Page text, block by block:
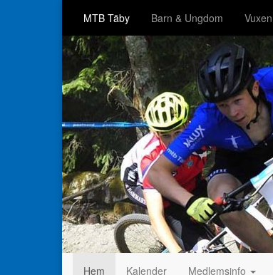
MTB Täby Barn & Ungdom
Hem Kalender Medlemsinfo